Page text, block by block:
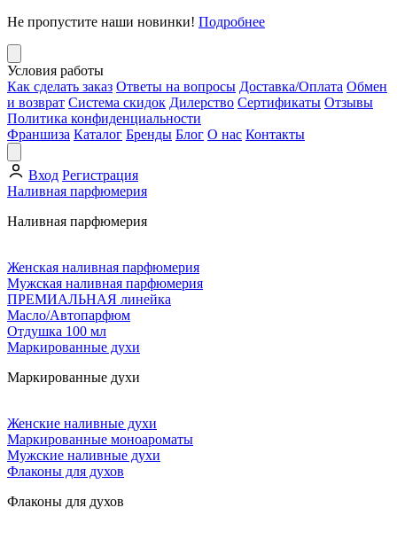
Не пропустите наши новинки! Подробнее
Условия работы
Как сделать заказ Ответы на вопросы Доставка/Оплата Обмен
и возврат Система скидок Дилерство Сертификаты Отзывы
Политика конфиденциальности
Франшиза Каталог Бренды Блог О нас Контакты
Вход Регистрация
Наливная парфюмерия
Наливная парфюмерия
Женская наливная парфюмерия
Мужская наливная парфюмерия
ПРЕМИАЛЬНАЯ линейка
Масло/Автопарфюм
Отдушка 100 мл
Маркированные духи
Маркированные духи
Женские наливные духи
Маркированные моноароматы
Мужские наливные духи
Флаконы для духов
Флаконы для духов